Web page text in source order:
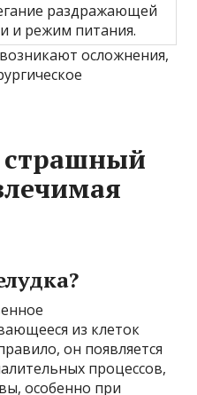
раздражающей
и режим питания.
осложнения,
страшный
из клеток
он появляется
процессов,
особенно при